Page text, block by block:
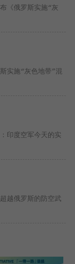
《俄罗斯实施“灰
实施“灰色地带”混
印度空军今天的实
越俄罗斯的防空武